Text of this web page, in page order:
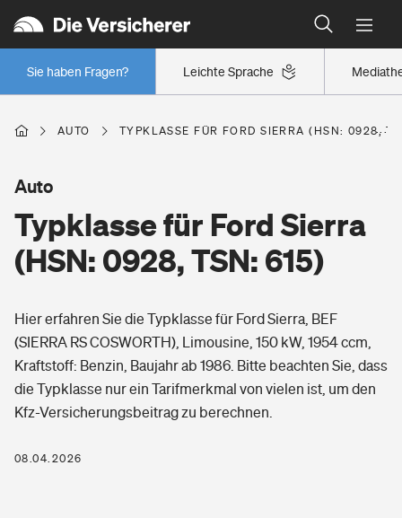
Leichte Sprache
Sie haben Fragen?
Wer versichert was: Jetzt Versicherer finden
Regionalklassen: So ist Ihre Region eingestuft
Wer versichert was: Jetzt Versicherer finden
Berufsunfähigkeitsversicherung
Erwerbsunfähigkeitsversicherung
Grundfähigkeitsversicherung
Arbeitsrechtsschutz
Berufshaftpflichtversicherung
Zur Übersicht
Wohnen
Elementarversicherung
Freizeit
Pri­vate Haft­pflicht­
Gesundheit
Private Krankenversicherung
AUTO TYPKLASSE FÜR FORD SIERRA (HSN: 0928,
Typklasse für Ford Sierra
(HSN: 0928, TSN: 615)
Auto
Hier erfahren Sie die Typklasse für Ford Sierra, BEF
(SIERRA RS COSWORTH), Limousine, 150 kW, 1954 ccm,
Kraftstoff: Benzin, Baujahr ab 1986. Bitte beachten Sie, dass
die Typklasse nur ein Tarifmerkmal von vielen ist, um den
Kfz-Versicherungsbeitrag zu berechnen.
08.04.2026